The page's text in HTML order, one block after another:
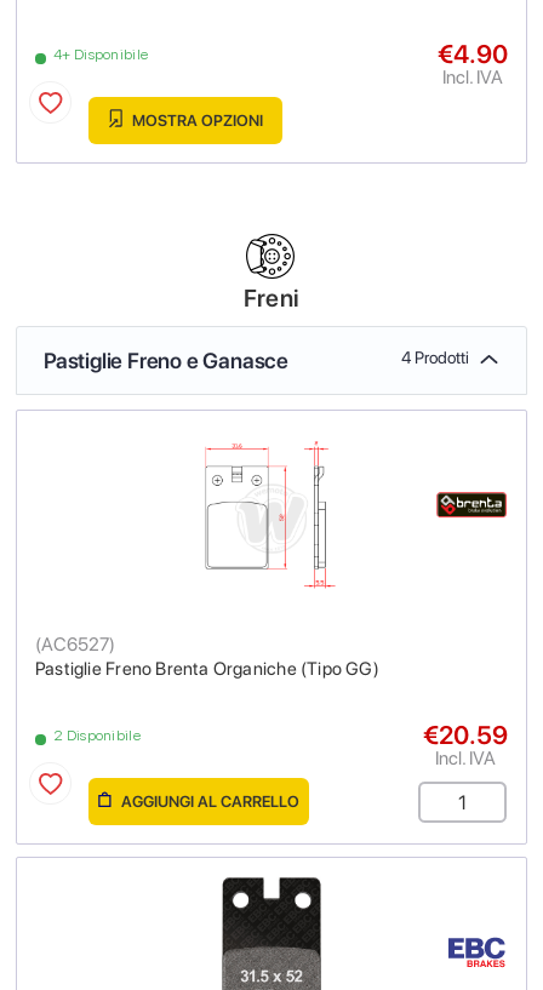
4+ Disponibile €4.90
Incl. IVA
MOSTRA OPZIONI
Freni
Pastiglie Freno e Ganasce 4 Prodotti
Pastiglie Freno Brenta Organiche (Tipo GG)
(AC6527)
2 Disponibile €20.59
Incl. IVA
AGGIUNGI AL CARRELLO